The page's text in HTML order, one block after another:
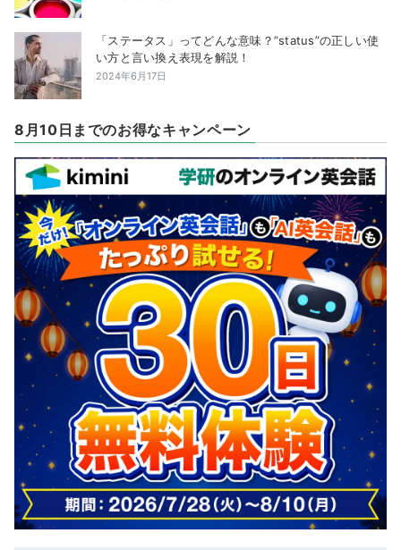
「ステータス」ってどんな意味？”status”の正しい使
い方と言い換え表現を解説！
2024年6月17日
8月10日までのお得なキャンペーン